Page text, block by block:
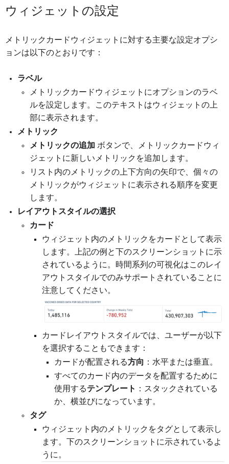
ウィジェットの設定
メトリックカードウィジェットに対する主要な設定オプシ
ョンは以下のとおりです：
ラベル
メトリックカードウィジェットにオプションのラベ
ルを設定します。このテキストはウィジェットの上
部に表示されます。
メトリック
メトリックの追加 ボタンで、メトリックカードウィ
ジェットに新しいメトリックを追加します。
リスト内のメトリックの上下方向の矢印で、個々の
メトリックがウィジェットに表示される順序を変更
します。
レイアウトスタイルの選択
カード
ウィジェット内のメトリックをカードとして表示
します。上記の例と下のスクリーンショットに示
されているように。時間系列の可視化はこのレイ
アウトスタイルでのみサポートされていることに
注意してください。
カードレイアウトスタイルでは、ユーザーが以下
を選択することもできます：
カードが配置される方向 ：水平または垂直。
すべてのカード内のデータを配置するために
使用するテンプレート
：スタックされている
か、横並びになっています。
タグ
ウィジェット内のメトリックをタグとして表示し
ます。下のスクリーンショットに示されているよ
うに。